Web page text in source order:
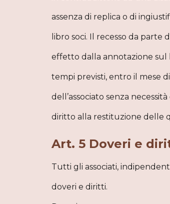
assenza di replica o di
libro soci. Il recesso da parte
effetto dalla annotazione sul
tempi previsti, entro il mese
dell’associato senza
diritto alla restituzione delle
Art. 5 Doveri e
Tutti gli associati,
doveri e diritti.